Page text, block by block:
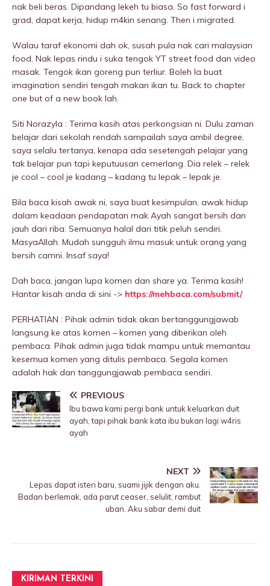
nak beli beras. Dipandang lekeh tu biasa. So fast forward i
grad, dapat kerja, hidup m4kin senang. Then i migrated.
Walau taraf ekonomi dah ok, susah pula nak cari malaysian
food. Nak lepas rindu i suka tengok YT street food dan video
masak. Tengok ikan goreng pun terliur. Boleh la buat
imagination sendiri tengah makan ikan tu. Back to chapter
one but of a new book lah.
Siti Norazyla : Terima kasih atas perkongsian ni. Dulu zaman
belajar dari sekolah rendah sampailah saya ambil degree,
saya selalu tertanya, kenapa ada sesetengah pelajar yang
tak belajar pun tapi keputuusan cemerlang. Dia relek – relek
je cool – cool je kadang – kadang tu lepak – lepak je.
Bila baca kisah awak ni, saya buat kesimpulan, awak hidup
dalam keadaan pendapatan mak Ayah sangat bersih dan
jauh dari riba. Semuanya halal dari titik peluh sendiri.
MasyaAllah. Mudah sungguh ilmu masuk untuk orang yang
bersih camni. Insaf saya!
Dah baca, jangan lupa komen dan share ya. Terima kasih!
Hantar kisah anda di sini -> https://mehbaca.com/submit/
PERHATIAN : Pihak admin tidak akan bertanggungjawab
langsung ke atas komen – komen yang diberikan oleh
pembaca. Pihak admin juga tidak mampu untuk memantau
kesemua komen yang ditulis pembaca. Segala komen
adalah hak dan tanggungjawab pembaca sendiri.
PREVIOUS
Ibu bawa kami pergi bank untuk keluarkan duit
ayah, tapi pihak bank kata ibu bukan lagi w4ris
ayah
NEXT
Lepas dapat isteri baru, suami jijik dengan aku.
Badan berlemak, ada parut ceaser, selulit, rambut
uban. Aku sabar demi duit
KIRIMAN TERKINI